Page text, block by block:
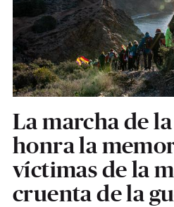
La marcha de
honra la
víctimas de la
cruenta de la